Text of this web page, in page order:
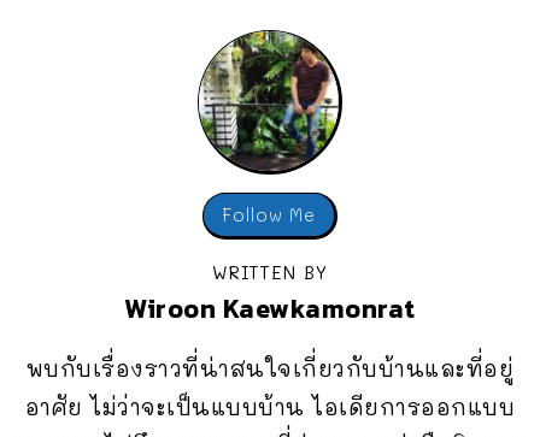
Follow Me
WRITTEN BY
Wiroon Kaewkamonrat
พบกับเรื่องราวที่น่าสนใจเกี่ยวกับบ้านและที่อยู่
อาศัย ไม่ว่าจะเป็นแบบบ้าน ไอเดียการออกแบบ